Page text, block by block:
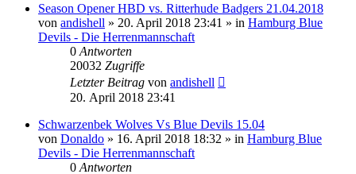
Season Opener HBD vs. Ritterhude Badgers 21.04.2018
von andishell » 20. April 2018 23:41 » in Hamburg Blue
Devils - Die Herrenmannschaft
0 Antworten
20032 Zugriffe
Letzter Beitrag von andishell
20. April 2018 23:41
Schwarzenbek Wolves Vs Blue Devils 15.04
von Donaldo » 16. April 2018 18:32 » in Hamburg Blue
Devils - Die Herrenmannschaft
0 Antworten